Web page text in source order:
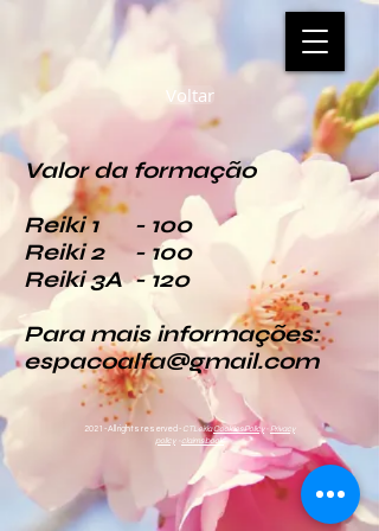
Voltar
Valor da formação
Reiki 1 - 100
Reiki 2 - 100
Reiki 3A - 120
Para mais informações:
espacoalfa@gmail.com
2021 - All rights reserved - CTLeiriaCookies Policy- Privacy
policy
claims book